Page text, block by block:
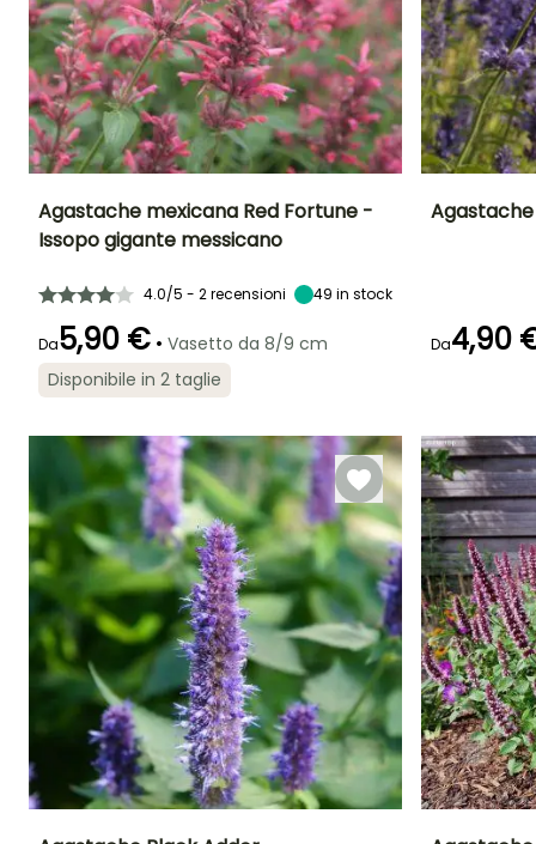
LI ADORI!
Vedi 19 recensioni
30 cm
Periodo di fioritura
giugno a
ottobre
Periodo di messa a
Marzo a
maggio,
settembre a
Novembre
Agastache mexicana Red Fortune -
Issopo gigante messicano
4.0/5 - 2 recensioni 49 in stock
Da5,90 € • Vasetto da 8/9 cm
Disponibile in 2 taglie
luglio a
settembre
Da4,90